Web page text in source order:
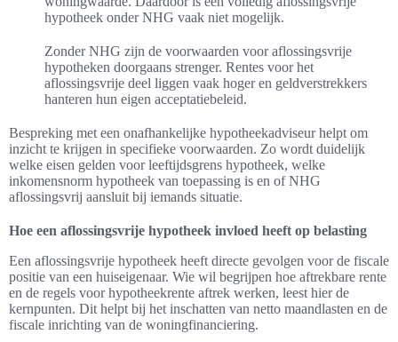
hypotheek onder NHG vaak niet mogelijk.
Zonder NHG zijn de voorwaarden voor aflossingsvrije
hypotheken doorgaans strenger. Rentes voor het
aflossingsvrije deel liggen vaak hoger en geldverstrekkers
hanteren hun eigen acceptatiebeleid.
Bespreking met een onafhankelijke hypotheekadviseur helpt om
inzicht te krijgen in specifieke voorwaarden. Zo wordt duidelijk
welke eisen gelden voor leeftijdsgrens hypotheek, welke
inkomensnorm hypotheek van toepassing is en of NHG
aflossingsvrij aansluit bij iemands situatie.
Hoe een aflossingsvrije hypotheek invloed heeft op belasting
Een aflossingsvrije hypotheek heeft directe gevolgen voor de fiscale
positie van een huiseigenaar. Wie wil begrijpen hoe aftrekbare rente
en de regels voor hypotheekrente aftrek werken, leest hier de
kernpunten. Dit helpt bij het inschatten van netto maandlasten en de
fiscale inrichting van de woningfinanciering.